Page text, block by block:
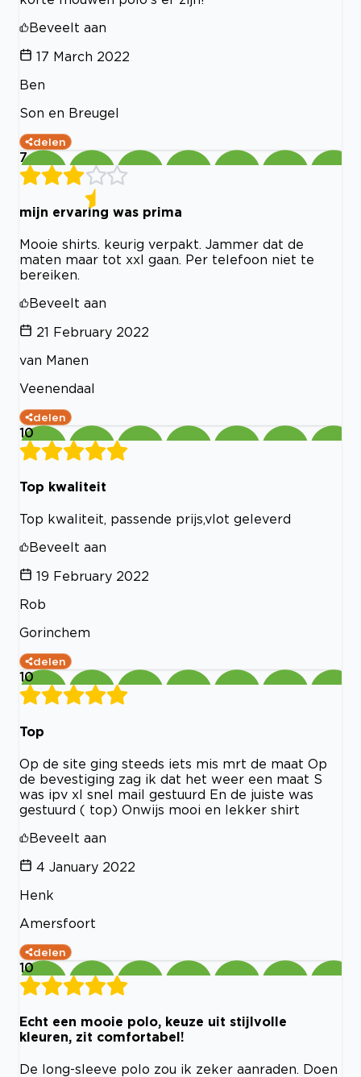
Beveelt aan
17 March 2022
Ben
Son en Breugel
delen
7
mijn ervaring was prima
Mooie shirts. keurig verpakt. Jammer dat de
maten maar tot xxl gaan. Per telefoon niet te
bereiken.
Beveelt aan
21 February 2022
van Manen
Veenendaal
delen
10
Top kwaliteit
Top kwaliteit, passende prijs,vlot geleverd
Beveelt aan
19 February 2022
Rob
Gorinchem
delen
10
Top
Op de site ging steeds iets mis mrt de maat Op
de bevestiging zag ik dat het weer een maat S
was ipv xl snel mail gestuurd En de juiste was
gestuurd ( top) Onwijs mooi en lekker shirt
Beveelt aan
4 January 2022
Henk
Amersfoort
delen
10
Echt een mooie polo, keuze uit stijlvolle
kleuren, zit comfortabel!
De long-sleeve polo zou ik zeker aanraden. Doen